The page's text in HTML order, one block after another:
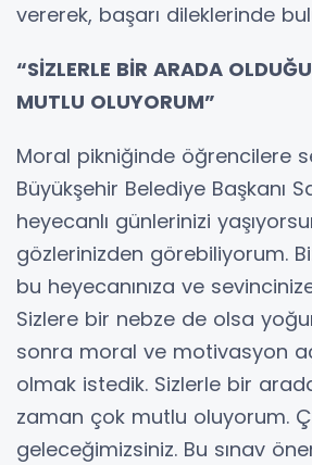
vererek, başarı dileklerinde
“SİZLERLE BİR ARADA
MUTLU OLUYORUM”
Moral pikniğinde öğrencilere
Büyükşehir Belediye Başkanı
heyecanlı günlerinizi
gözlerinizden görebiliyorum.
bu heyecanınıza ve
Sizlere bir nebze de olsa
sonra moral ve motivasyon
olmak istedik. Sizlerle bir
zaman çok mutlu oluyorum.
geleceğimizsiniz. Bu sınav